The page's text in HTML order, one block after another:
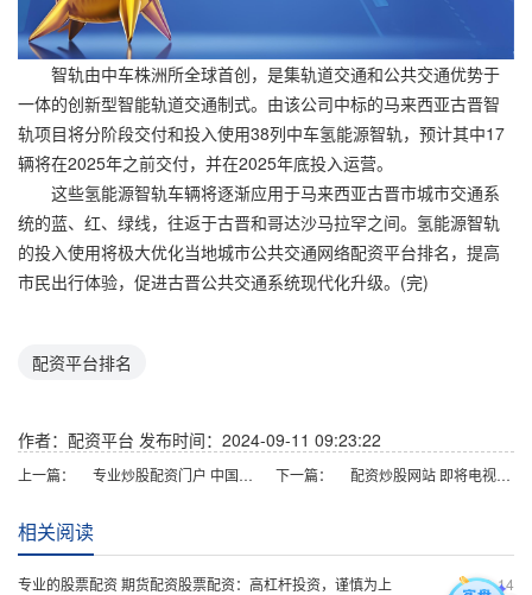
智轨由中车株洲所全球首创，是集轨道交通和公共交通优势于
一体的创新型智能轨道交通制式。由该公司中标的马来西亚古晋智
轨项目将分阶段交付和投入使用38列中车氢能源智轨，预计其中17
辆将在2025年之前交付，并在2025年底投入运营。
这些氢能源智轨车辆将逐渐应用于马来西亚古晋市城市交通系
统的蓝、红、绿线，往返于古晋和哥达沙马拉罕之间。氢能源智轨
的投入使用将极大优化当地城市公共交通网络配资平台排名，提高
市民出行体验，促进古晋公共交通系统现代化升级。(完)
配资平台排名
作者：配资平台 发布时间：2024-09-11 09:23:22
上一篇： 专业炒股配资门户 中国电动汽车的欧洲困局：销售模式亟待解决 下一篇： 配资炒股网站 即将电视辩论的哈里斯：检察官经历成优势，曾讽刺特朗普为人
相关阅读
11-14
专业的股票配资 期货配资股票配资：高杠杆投资，谨慎为上